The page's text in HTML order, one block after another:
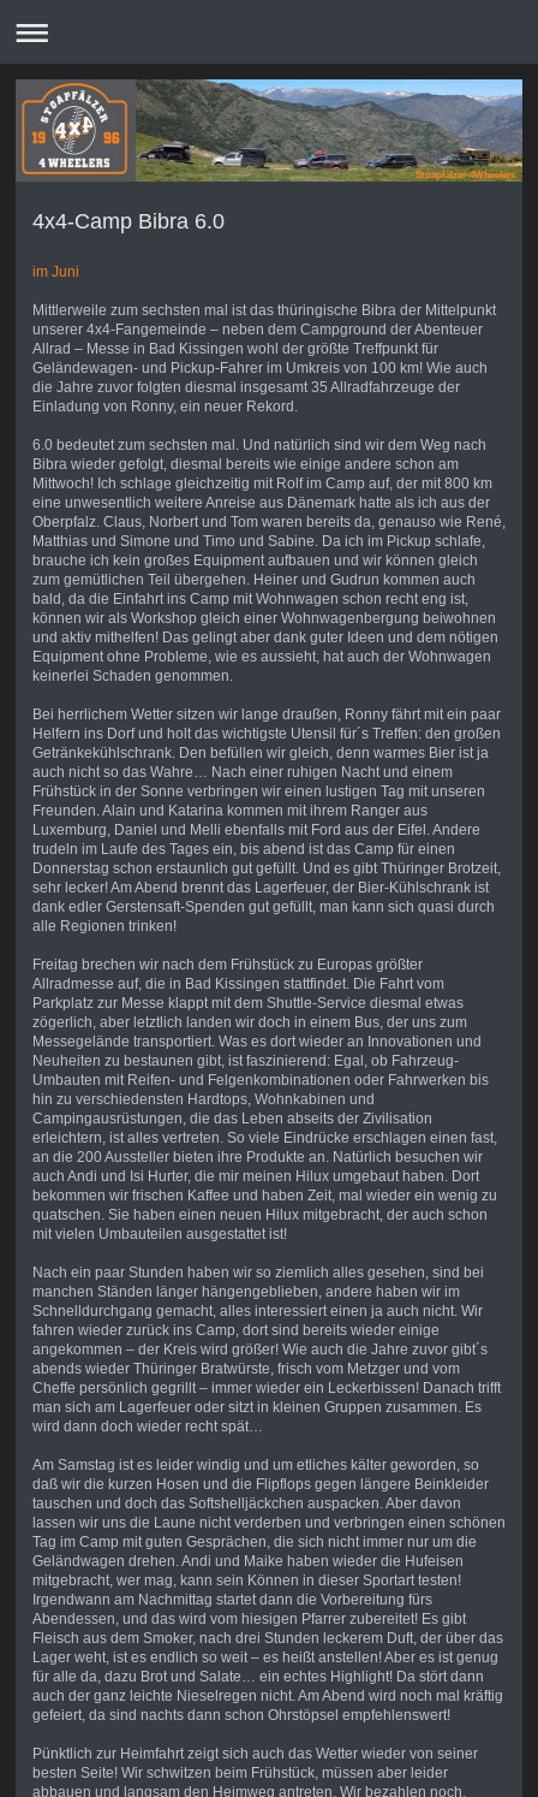
Stoapfälzer-4Wheelers
4x4-Camp Bibra 6.0
im Juni
Mittlerweile zum sechsten mal ist das thüringische Bibra der Mittelpunkt
unserer 4x4-Fangemeinde – neben dem Campground der Abenteuer
Allrad – Messe in Bad Kissingen wohl der größte Treffpunkt für
Geländewagen- und Pickup-Fahrer im Umkreis von 100 km! Wie auch
die Jahre zuvor folgten diesmal insgesamt 35 Allradfahrzeuge der
Einladung von Ronny, ein neuer Rekord.
6.0 bedeutet zum sechsten mal. Und natürlich sind wir dem Weg nach
Bibra wieder gefolgt, diesmal bereits wie einige andere schon am
Mittwoch! Ich schlage gleichzeitig mit Rolf im Camp auf, der mit 800 km
eine unwesentlich weitere Anreise aus Dänemark hatte als ich aus der
Oberpfalz. Claus, Norbert und Tom waren bereits da, genauso wie René,
Matthias und Simone und Timo und Sabine. Da ich im Pickup schlafe,
brauche ich kein großes Equipment aufbauen und wir können gleich
zum gemütlichen Teil übergehen. Heiner und Gudrun kommen auch
bald, da die Einfahrt ins Camp mit Wohnwagen schon recht eng ist,
können wir als Workshop gleich einer Wohnwagenbergung beiwohnen
und aktiv mithelfen! Das gelingt aber dank guter Ideen und dem nötigen
Equipment ohne Probleme, wie es aussieht, hat auch der Wohnwagen
keinerlei Schaden genommen.
Bei herrlichem Wetter sitzen wir lange draußen, Ronny fährt mit ein paar
Helfern ins Dorf und holt das wichtigste Utensil für´s Treffen: den großen
Getränkekühlschrank. Den befüllen wir gleich, denn warmes Bier ist ja
auch nicht so das Wahre… Nach einer ruhigen Nacht und einem
Frühstück in der Sonne verbringen wir einen lustigen Tag mit unseren
Freunden. Alain und Katarina kommen mit ihrem Ranger aus
Luxemburg, Daniel und Melli ebenfalls mit Ford aus der Eifel. Andere
trudeln im Laufe des Tages ein, bis abend ist das Camp für einen
Donnerstag schon erstaunlich gut gefüllt. Und es gibt Thüringer Brotzeit,
sehr lecker! Am Abend brennt das Lagerfeuer, der Bier-Kühlschrank ist
dank edler Gerstensaft-Spenden gut gefüllt, man kann sich quasi durch
alle Regionen trinken!
Freitag brechen wir nach dem Frühstück zu Europas größter
Allradmesse auf, die in Bad Kissingen stattfindet. Die Fahrt vom
Parkplatz zur Messe klappt mit dem Shuttle-Service diesmal etwas
zögerlich, aber letztlich landen wir doch in einem Bus, der uns zum
Messegelände transportiert. Was es dort wieder an Innovationen und
Neuheiten zu bestaunen gibt, ist faszinierend: Egal, ob Fahrzeug-
Umbauten mit Reifen- und Felgenkombinationen oder Fahrwerken bis
hin zu verschiedensten Hardtops, Wohnkabinen und
Campingausrüstungen, die das Leben abseits der Zivilisation
erleichtern, ist alles vertreten. So viele Eindrücke erschlagen einen fast,
an die 200 Aussteller bieten ihre Produkte an. Natürlich besuchen wir
auch Andi und Isi Hurter, die mir meinen Hilux umgebaut haben. Dort
bekommen wir frischen Kaffee und haben Zeit, mal wieder ein wenig zu
quatschen. Sie haben einen neuen Hilux mitgebracht, der auch schon
mit vielen Umbauteilen ausgestattet ist!
Nach ein paar Stunden haben wir so ziemlich alles gesehen, sind bei
manchen Ständen länger hängengeblieben, andere haben wir im
Schnelldurchgang gemacht, alles interessiert einen ja auch nicht. Wir
fahren wieder zurück ins Camp, dort sind bereits wieder einige
angekommen – der Kreis wird größer! Wie auch die Jahre zuvor gibt´s
abends wieder Thüringer Bratwürste, frisch vom Metzger und vom
Cheffe persönlich gegrillt – immer wieder ein Leckerbissen! Danach trifft
man sich am Lagerfeuer oder sitzt in kleinen Gruppen zusammen. Es
wird dann doch wieder recht spät…
Am Samstag ist es leider windig und um etliches kälter geworden, so
daß wir die kurzen Hosen und die Flipflops gegen längere Beinkleider
tauschen und doch das Softshelljäckchen auspacken. Aber davon
lassen wir uns die Laune nicht verderben und verbringen einen schönen
Tag im Camp mit guten Gesprächen, die sich nicht immer nur um die
Geländwagen drehen. Andi und Maike haben wieder die Hufeisen
mitgebracht, wer mag, kann sein Können in dieser Sportart testen!
Irgendwann am Nachmittag startet dann die Vorbereitung fürs
Abendessen, und das wird vom hiesigen Pfarrer zubereitet! Es gibt
Fleisch aus dem Smoker, nach drei Stunden leckerem Duft, der über das
Lager weht, ist es endlich so weit – es heißt anstellen! Aber es ist genug
für alle da, dazu Brot und Salate… ein echtes Highlight! Da stört dann
auch der ganz leichte Nieselregen nicht. Am Abend wird noch mal kräftig
gefeiert, da sind nachts dann schon Ohrstöpsel empfehlenswert!
Pünktlich zur Heimfahrt zeigt sich auch das Wetter wieder von seiner
besten Seite! Wir schwitzen beim Frühstück, müssen aber leider
abbauen und langsam den Heimweg antreten. Wir bezahlen noch,